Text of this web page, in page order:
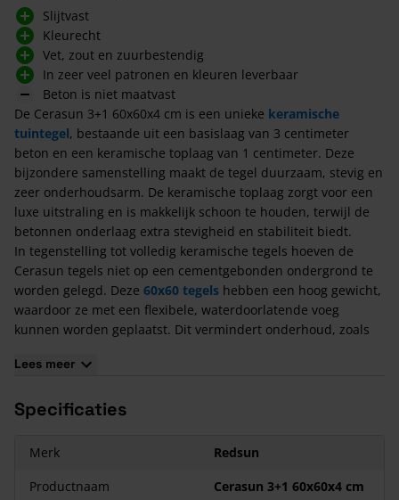
Slijtvast
Kleurecht
Vet, zout en zuurbestendig
In zeer veel patronen en kleuren leverbaar
Beton is niet maatvast
De Cerasun 3+1 60x60x4 cm is een unieke keramische
tuintegel, bestaande uit een basislaag van 3 centimeter
beton en een keramische toplaag van 1 centimeter. Deze
bijzondere samenstelling maakt de tegel duurzaam, stevig en
zeer onderhoudsarm. De keramische toplaag zorgt voor een
luxe uitstraling en is makkelijk schoon te houden, terwijl de
betonnen onderlaag extra stevigheid en stabiliteit biedt.
In tegenstelling tot volledig keramische tegels hoeven de
Cerasun tegels niet op een cementgebonden ondergrond te
worden gelegd. Deze 60x60 tegels hebben een hoog gewicht,
waardoor ze met een flexibele, waterdoorlatende voeg
kunnen worden geplaatst. Dit vermindert onderhoud, zoals
Bovendien worden Cerasun tegels geleverd met 2 mm
voorkomen. De tegels zijn verkrijgbaar in verschillende
cm.
betonnen onderlaag
voor dat er 6 - 12% extra bijbesteld
Lees meer
Specificaties
Merk
Redsun
Productnaam
Cerasun 3+1 60x60x4 cm